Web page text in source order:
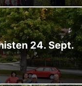
24. Sept.